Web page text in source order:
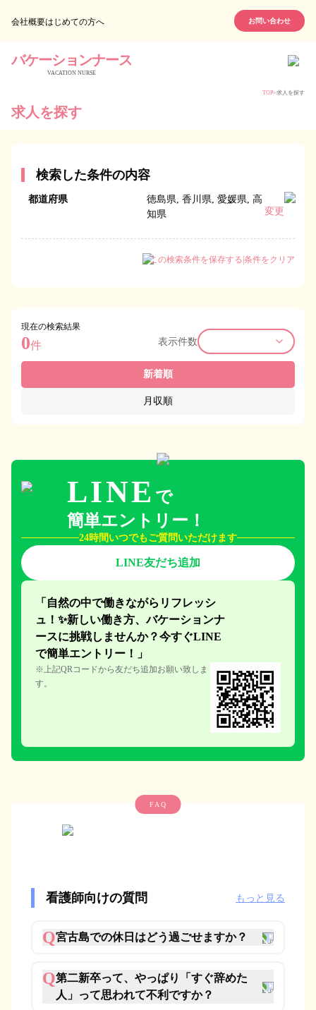
会社概要はじめての方へ お問い合わせ
バケーションナース
VACATION NURSE
TOP>求人を探す
求人を探す
検索した条件の内容
都道府県
徳島県, 香川県, 愛媛県, 高
知県
変更
この検索条件を保存する 条件をクリア
現在の検索結果
0件 表示件数
新着順
月収順
LINE で
簡単エントリー！
24時間いつでもご質問いただけます
LINE友だち追加
「自然の中で働きながらリフレッシ
ュ！✨新しい働き方、バケーションナ
ースに挑戦しませんか？今すぐLINE
で簡単エント リー！」
※上記QRコードから友だち追加お願い致しま
す。
FAQ
看護師向けの質問 もっと見る
Q宮古島での休日はどう過ごせますか？
Q第二新卒って、やっぱり「すぐ辞めた
人」って思われて不利ですか？